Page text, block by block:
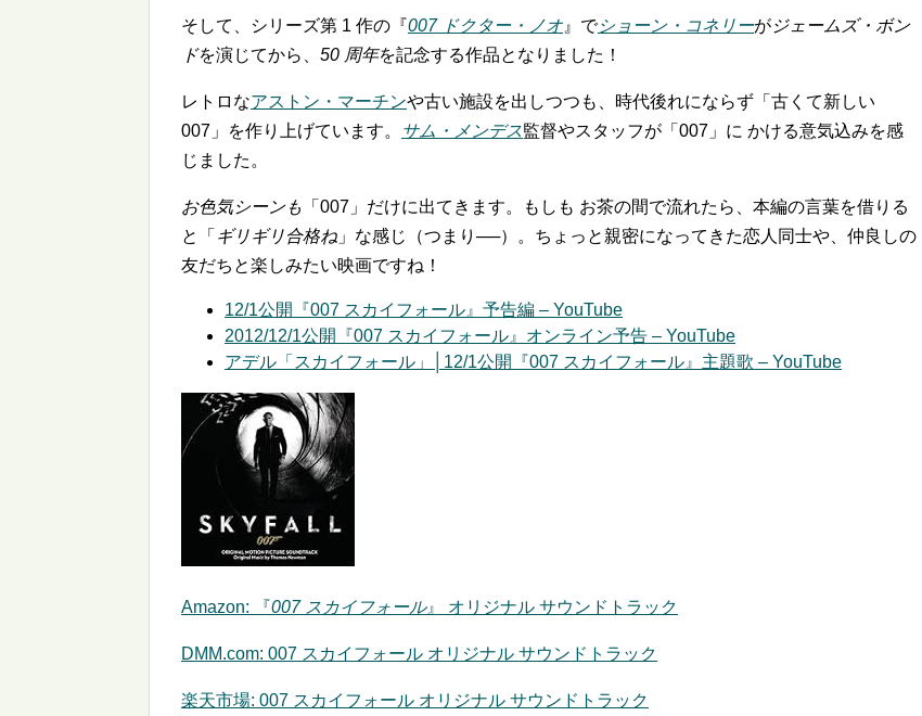
そして、シリーズ第 1 作の『007 ドクター・ノオ 』でショーン・コネリーがジェームズ・ボン
ドを演じてから、 50 周年を記念する作品となりました！
レトロなアストン・マーチンや古い施設を出しつつも、時代後れにならず「古くて新しい
007」を作り上げています。
サム・メンデス監督やスタッフが「007」に かける意気込みを感
じました。
お色気シーンも
「007」だけに出てきます。もしも お茶の間で流れたら、本編の言葉を借りる
と「 ギリギリ合格ね 」な感じ（つまり──）。ちょっと親密になってきた恋人同士や、仲良しの
友だちと楽しみたい映画ですね！
12/1公開『007 スカイフォール』予告編 – YouTube
2012/12/1公開『007 スカイフォール』オンライン予告 – YouTube
アデル「スカイフォール」│12/1公開『007 スカイフォール』主題歌 – YouTube
Amazon: 『007 スカイフォール』 オリジナル サウンドトラック
DMM.com: 007 スカイフォール オリジナル サウンドトラック
楽天市場: 007 スカイフォール オリジナル サウンドトラック